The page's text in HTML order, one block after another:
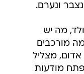
ונערם.
מה יש
מורכבים
אדום, מצליל
מודעות